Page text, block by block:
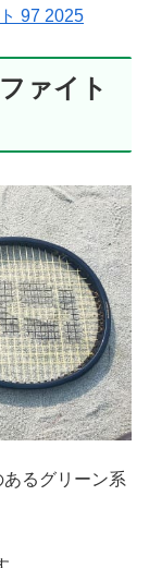
97 2025
ァイト
るグリーン系